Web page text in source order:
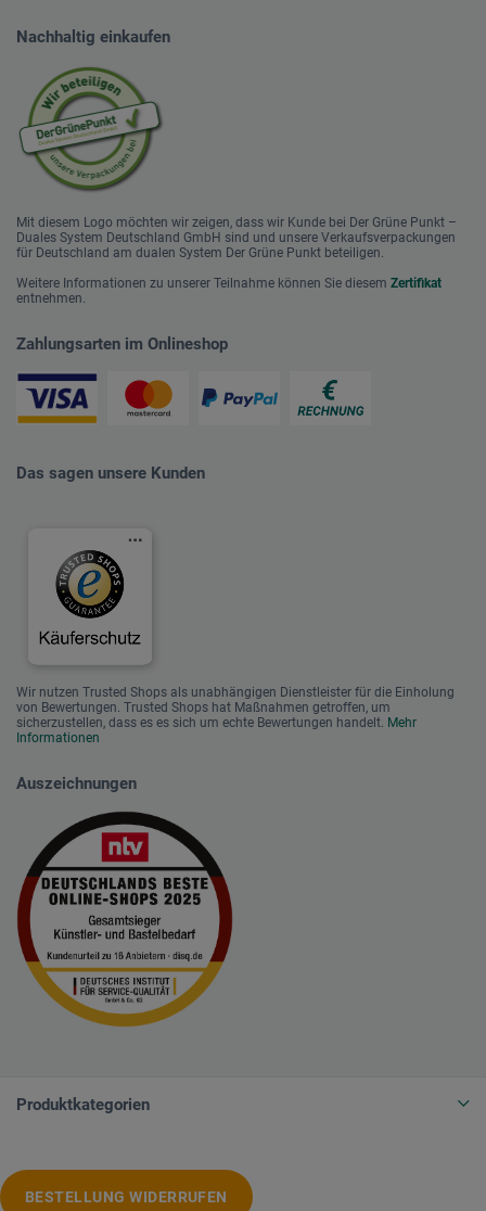
Nachhaltig einkaufen
Mit diesem Logo möchten wir zeigen, dass wir Kunde bei Der Grüne Punkt –
Duales System Deutschland GmbH sind und unsere Verkaufsverpackungen
für Deutschland am dualen System Der Grüne Punkt beteiligen.
Weitere Informationen zu unserer Teilnahme können Sie diesem Zertifikat
entnehmen.
Zahlungsarten im Onlineshop
Das sagen unsere Kunden
Wir nutzen Trusted Shops als unabhängigen Dienstleister für die Einholung
von Bewertungen. Trusted Shops hat Maßnahmen getroffen, um
sicherzustellen, dass es es sich um echte Bewertungen handelt. Mehr
Informationen
Auszeichnungen
Produktkategorien
BESTELLUNG WIDERRUFEN